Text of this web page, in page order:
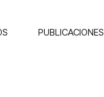
PUBLICACIONES